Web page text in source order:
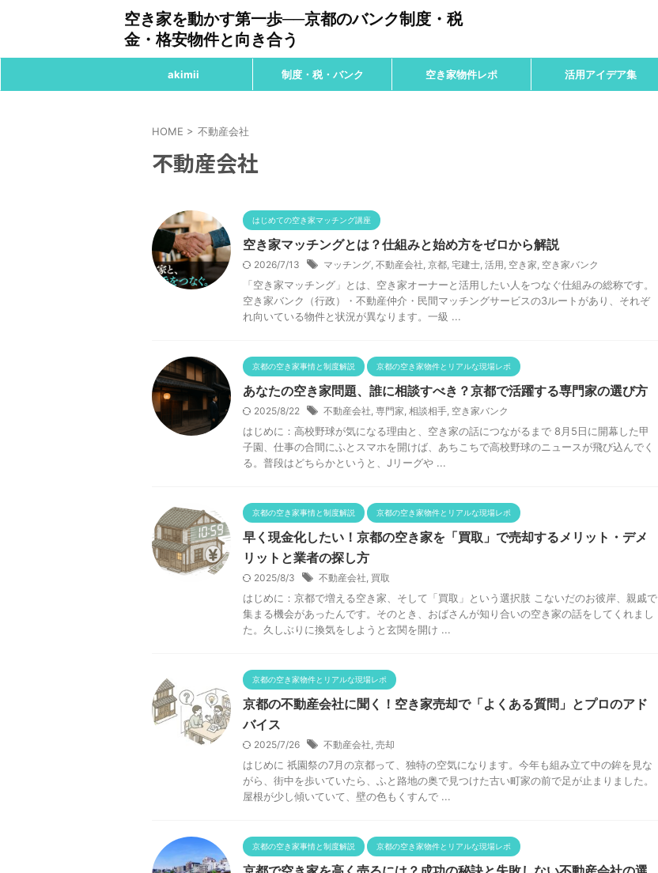
空き家を動かす第一歩──京都のバンク制度・税
金・格安物件と向き合う
akimii 制度・税・バンク 空き家物件レポ 活用アイデア集
HOME > 不動産会社
不動産会社
はじめての空き家マッチング講座
空き家マッチングとは？仕組みと始め方をゼロから解説
2026/7/13 マッチング, 不動産会社, 京都, 宅建士, 活用, 空き家, 空き家バンク
「空き家マッチング」とは、空き家オーナーと活用したい人をつなぐ仕組みの総称です。
空き家バンク（行政）・不動産仲介・民間マッチングサービスの3ルートがあり、それぞ
れ向いている物件と状況が異なります。一級 ...
京都の空き家事情と制度解説 京都の空き家物件とリアルな現場レポ
あなたの空き家問題、誰に相談すべき？京都で活躍する専門家の選び方
2025/8/22 不動産会社, 専門家, 相談相手, 空き家バンク
はじめに：高校野球が気になる理由と、空き家の話につながるまで 8月5日に開幕した甲
子園、仕事の合間にふとスマホを開けば、あちこちで高校野球のニュースが飛び込んでく
る。普段はどちらかというと、Jリーグや ...
京都の空き家事情と制度解説 京都の空き家物件とリアルな現場レポ
早く現金化したい！京都の空き家を「買取」で売却するメリット・デメ
リットと業者の探し方
2025/8/3 不動産会社, 買取
はじめに：京都で増える空き家、そして「買取」という選択肢 こないだのお彼岸、親戚で
集まる機会があったんです。そのとき、おばさんが知り合いの空き家の話をしてくれまし
た。久しぶりに換気をしようと玄関を開け ...
京都の空き家物件とリアルな現場レポ
京都の不動産会社に聞く！空き家売却で「よくある質問」とプロのアド
バイス
2025/7/26 不動産会社, 売却
はじめに 祇園祭の7月の京都って、独特の空気になります。今年も組み立て中の鉾を見な
がら、街中を歩いていたら、ふと路地の奥で見つけた古い町家の前で足が止まりました。
屋根が少し傾いていて、壁の色もくすんで ...
京都の空き家事情と制度解説 京都の空き家物件とリアルな現場レポ